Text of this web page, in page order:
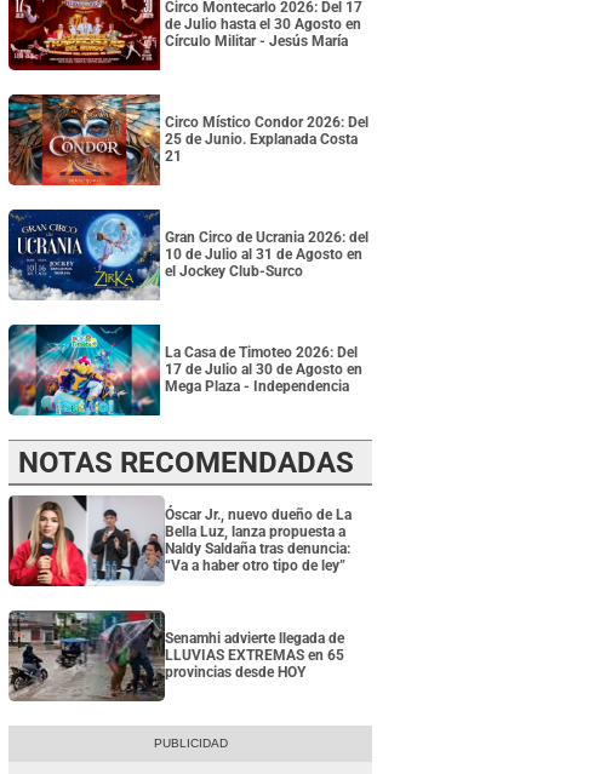
Circo Montecarlo 2026: Del 17
de Julio hasta el 30 Agosto en
Círculo Militar - Jesús María
Circo Místico Condor 2026: Del
25 de Junio. Explanada Costa
21
Gran Circo de Ucrania 2026: del
10 de Julio al 31 de Agosto en
el Jockey Club-Surco
La Casa de Timoteo 2026: Del
17 de Julio al 30 de Agosto en
Mega Plaza - Independencia
NOTAS RECOMENDADAS
Óscar Jr., nuevo dueño de La
Bella Luz, lanza propuesta a
Naldy Saldaña tras denuncia:
“Va a haber otro tipo de ley”
Senamhi advierte llegada de
LLUVIAS EXTREMAS en 65
provincias desde HOY